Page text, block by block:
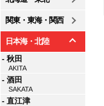
関東・東海・関西
日本海・北陸
- 秋田
AKITA
- 酒田
SAKATA
- 直江津